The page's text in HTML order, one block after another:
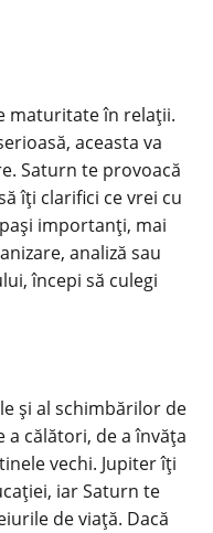
maturitate în relații.
, aceasta va
Saturn te provoacă
îți clarifici ce vrei cu
importanți, mai
analiză sau
începi să culegi
și al schimbărilor de
a călători, de a învăța
vechi. Jupiter îți
iar Saturn te
de viață. Dacă